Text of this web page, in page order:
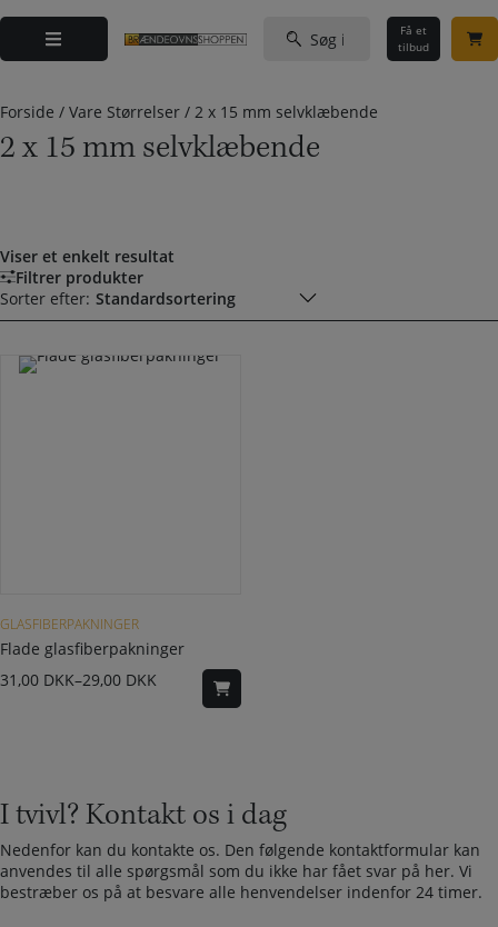
indholdet
efter:
Få et
tilbud
Forside / Vare Størrelser / 2 x 15 mm selvklæbende
2 x 15 mm selvklæbende
Viser et enkelt resultat
Filtrer produkter
Sorter efter:
GLASFIBERPAKNINGER
Flade glasfiberpakninger
29,00 DKK
–
31,00 DKK
I tvivl? Kontakt os i dag
Nedenfor kan du kontakte os. Den følgende kontaktformular kan
anvendes til alle spørgsmål som du ikke har fået svar på her. Vi
bestræber os på at besvare alle henvendelser indenfor 24 timer.